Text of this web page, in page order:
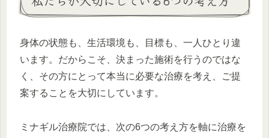
身体の状態も、生活環境も、目標も、一人ひとり違
います。だからこそ、決まった施術を行うのではな
く、その方にとって本当に必要な治療を考え、ご提
案することを大切にしています。
ミナギル治療院では、次の6つの考え方を軸に治療を